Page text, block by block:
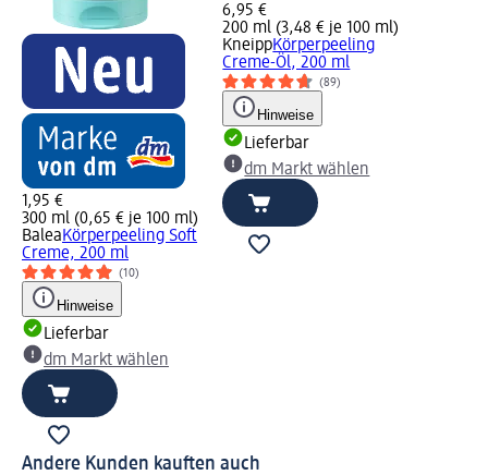
1,95 €
300 ml (0,65 € je 100 ml)
BaleaKörperpeeling Soft
Creme, 200 ml
(10)
Hinweise
Lieferbar
dm Markt wählen
6,95 €
200 ml (3,48 € je 100 ml)
KneippKörperpeeling
Creme-Öl, 200 ml
(89)
Hinweise
Lieferbar
dm Markt wählen
Andere Kunden kauften auch